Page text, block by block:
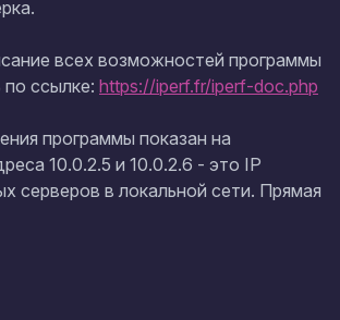
всех возможностей программы
ссылке: https://iperf.fr/iperf-doc.php
программы показан на
10.0.2.5 и 10.0.2.6 - это IP
серверов в локальной сети. Прямая